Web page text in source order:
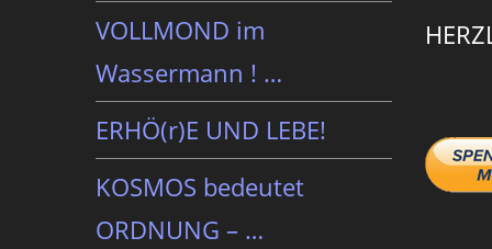
VOLLMOND im
Wassermann ! …
ERHÖ(r)E UND LEBE!
KOSMOS bedeutet
ORDNUNG – …